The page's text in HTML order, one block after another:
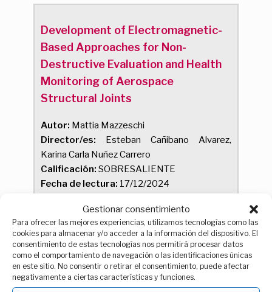
Gestionar consentimiento
Para ofrecer las mejores experiencias, utilizamos tecnologías como las
cookies para almacenar y/o acceder a la información del dispositivo. El
consentimiento de estas tecnologías nos permitirá procesar datos
como el comportamiento de navegación o las identificaciones únicas
en este sitio. No consentir o retirar el consentimiento, puede afectar
negativamente a ciertas características y funciones.
Development of Electromagnetic-
Based Approaches for Non-
Destructive Evaluation and Health
Monitoring of Aerospace
Structural Joints
Autor: Mattia Mazzeschi
Director/es: Esteban Cañibano Alvarez,
Karina Carla Nuñez Carrero
Calificación: SOBRESALIENTE
Fecha de lectura: 17/12/2024
Mención de doctorado internacional
Propuesta metodológica para la
optimización multi-criterio del